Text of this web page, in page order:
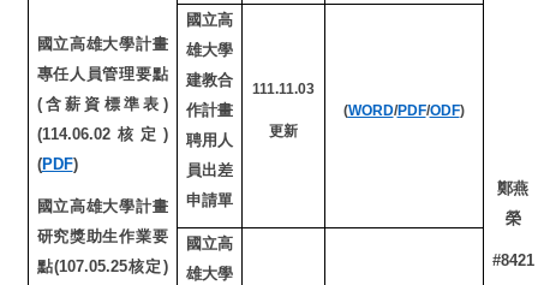
國立高雄大學計畫
專任人員管理要點
(含薪資標準表)
(114.06.02核定)
(PDF)
國立高雄大學計畫
研究獎助生作業要
點(107.05.25核定)
鄭燕
榮
#8421
國立高
雄大學
建教合
作計畫
聘用人
員出差
申請單
111.11.03
更新
(WORD/PDF/ODF)
國立高
雄大學